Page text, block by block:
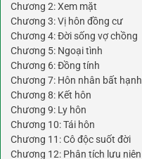
Chương 2: Xem mặt
Chương 3: Vị hôn đồng cư
Chương 4: Đời sống vợ chồng
Chương 5: Ngoại tình
Chương 6: Đồng tính
Chương 7: Hôn nhân bất hạnh
Chương 8: Kết hôn
Chương 9: Ly hôn
Chương 10: Tái hôn
Chương 11: Cô độc suốt đời
Chương 12: Phân tích lưu